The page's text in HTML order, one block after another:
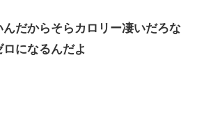
だからそらカロリー凄いだろな
になるんだよ